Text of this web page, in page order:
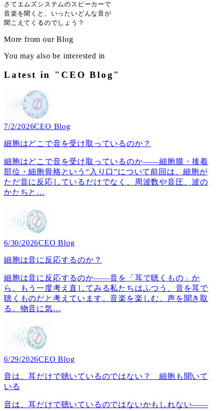
さてエムズシステムのスピーカーで
音楽を聞くと、いったいどんな音が
聞こえてくるのでしょう？
More from our Blog
You may also be interested in
Latest in "CEO Blog"
7/2/2026CEO Blog
細胞はどこで音を受け取っているのか？
細胞はどこで音を受け取っているのか――細胞膜・接着
部位・細胞骨格という“入り口”について前回は、細胞が
ただ音に反応しているだけでなく、周波数や音圧、波の
かたちと …
6/30/2026CEO Blog
細胞は音に反応するのか？
細胞は音に反応するのか――音を「耳で聴くもの」か
ら、もう一度考え直してみる私たちはふつう、音を耳で
聴くものだと考えています。音楽を楽しむ。声を聞き取
る。物音に気…
6/29/2026CEO Blog
音は、耳だけで聴いているのではない？ 細胞も聞いて
いる
音は、耳だけで聴いているのではないかもしれない――